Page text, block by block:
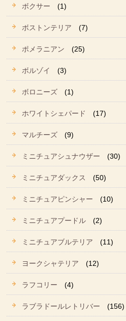
ボクサー (1)
ボストンテリア (7)
ポメラニアン (25)
ボルゾイ (3)
ボロニーズ (1)
ホワイトシェパード (17)
マルチーズ (9)
ミニチュアシュナウザー (30)
ミニチュアダックス (50)
ミニチュアピンシャー (10)
ミニチュアプードル (2)
ミニチュアブルテリア (11)
ヨークシャテリア (12)
ラフコリー (4)
ラブラドールレトリバー (156)